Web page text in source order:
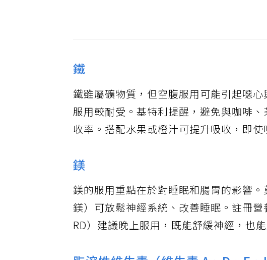
鐵
鐵雖屬礦物質，但空腹服用可能引起噁
服用較耐受。基特利提醒，避免與咖啡
收率。搭配水果或橙汁可提升吸收，即
鎂
鎂的服用重點在於對睡眠和腸胃的影響
鎂）可放鬆神經系統、改善睡眠。註冊
RD）建議晚上服用，既能舒緩神經，也